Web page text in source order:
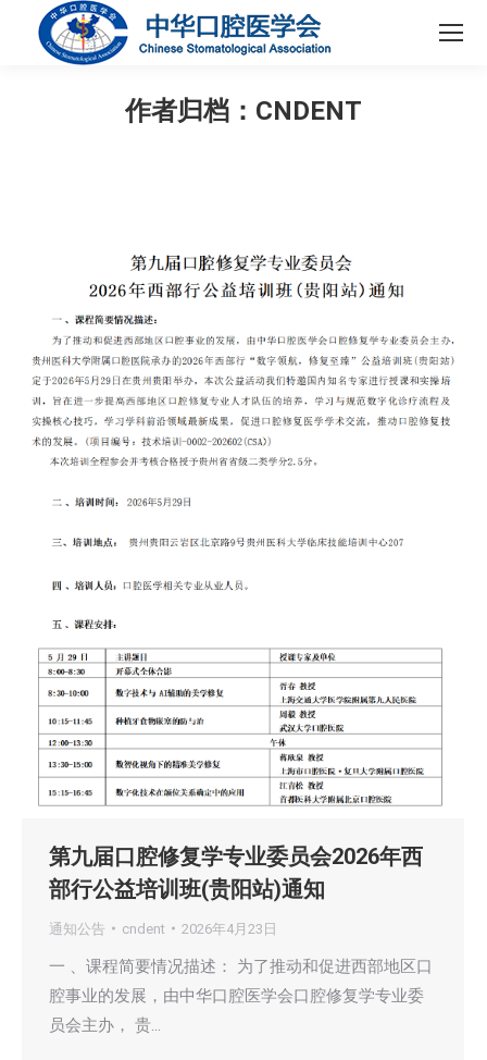
作者归档： CNDENT
第九届口腔修复学专业委员会2026年西
部行公益培训班(贵阳站)通知
通知公告 cndent 2026年4月23日
一 、课程简要情况描述： 为了推动和促进西部地区口
腔事业的发展，由中华口腔医学会口腔修复学专业委
员会主办， 贵…